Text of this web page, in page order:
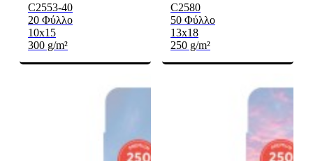
C2553-40
20 Φύλλο
10x15
300 g/m²
C2580
50 Φύλλο
13x18
250 g/m²